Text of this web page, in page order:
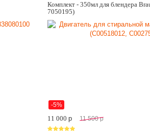
Комплект - 350мл для блендера
7050195)
-5%
11 000p 11 500 p